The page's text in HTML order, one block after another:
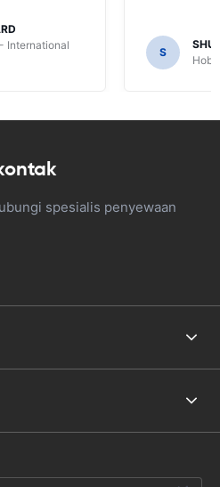
International
S
spesialis penyewaan